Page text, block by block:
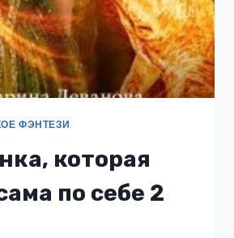
ФЭНТЕЗИ
которая
по себе 2